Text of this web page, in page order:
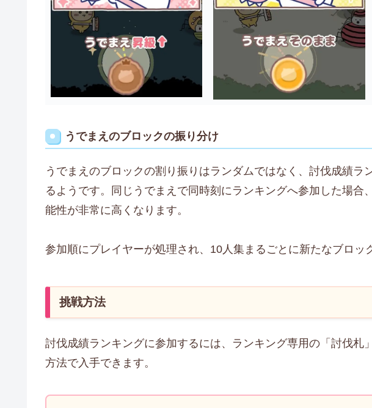
うでまえのブロックの振り分け
うでまえのブロックの割り振りはランダムではなく、討伐成績ラ
るようです。同じうでまえで同時刻にランキングへ参加した場合
能性が非常に高くなります。
参加順にプレイヤーが処理され、10人集まるごとに新たなブロッ
挑戦方法
討伐成績ランキングに参加するには、ランキング専用の「討伐札
方法で入手できます。